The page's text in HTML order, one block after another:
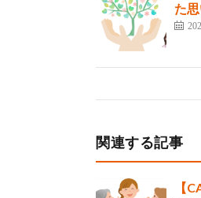
た
関連する記事
【